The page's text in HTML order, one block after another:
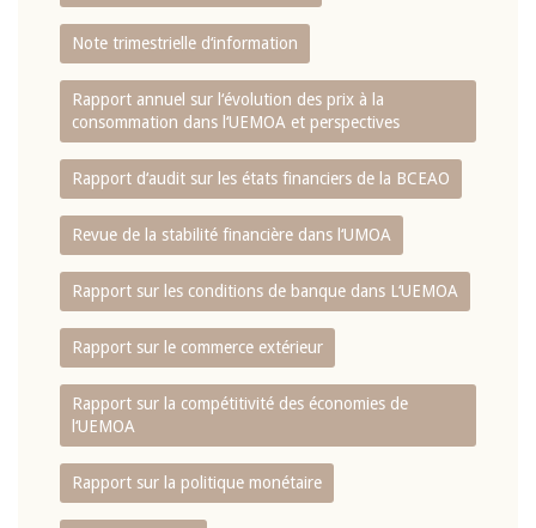
Note trimestrielle d‘information
Rapport annuel sur l‘évolution des prix à la
consommation dans l‘UEMOA et perspectives
Rapport d‘audit sur les états financiers de la BCEAO
Revue de la stabilité financière dans l‘UMOA
Rapport sur les conditions de banque dans L‘UEMOA
Rapport sur le commerce extérieur
Rapport sur la compétitivité des économies de
l‘UEMOA
Rapport sur la politique monétaire